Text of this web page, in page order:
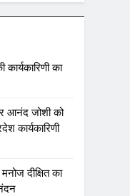
का
आनंद जोशी को
कार्यकारिणी
दीक्षित का